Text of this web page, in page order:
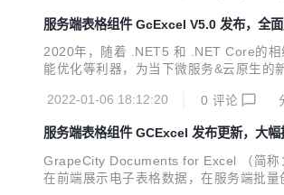
服务端表格组件 GcExcel V5.0 发布，全
2020年，随着 .NET5 和 .NET Core的
能优化等利器，为当下微服务&云原生
GcExcel...
2022-01-06 18:12:20 0 评论
服务端表格组件 GCExcel 发布更新，大
GrapeCity Documents for Excel （简称
在前端展示电子表格数据，在服务端批